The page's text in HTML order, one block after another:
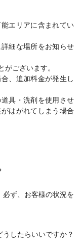
エリアに含まれてい
細な場所をお知らせ
ございます。
、追加料金が発生し
具・洗剤を使用させ
はがれてしまう場合
ず、お客様の状況を
したらいいですか？